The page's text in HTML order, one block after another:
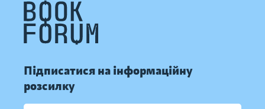
Підписатися на інформаційну
розсилку